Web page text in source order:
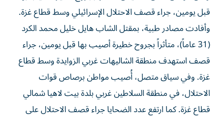
قبل يومين، جراء قصف الاحتلال الإسرائيلي وسط قطاع غزة.
وأفادت مصادر طبية، بمقتل الشاب هايل خليل محمد الكرد
(31 عاماً)، متأثراً بجروح خطيرة أصيب بها قبل يومين، جراء
قصف استهدف منطقة الشاليهات غربي الزوايدة وسط قطاع
غزة. وفي سياق متصل، أُصيب مواطن برصاص قوات
الاحتلال، في منطقة السلاطين غربي بلدة بيت لاهيا شمالي
قطاع غزة. كما ارتفع عدد الضحايا جراء قصف الاحتلال على